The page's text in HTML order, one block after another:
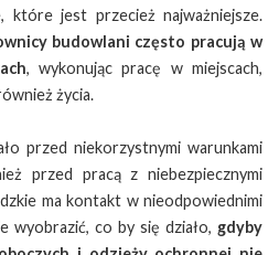
które jest przecież najważniejsze.
budowlani często pracują w
, wykonując pracę w miejscach,
życia.
przed niekorzystnymi warunkami
przed pracą z niebezpiecznymi
ma kontakt w nieodpowiednimi
wyobrazić, co by się działo, gdyby